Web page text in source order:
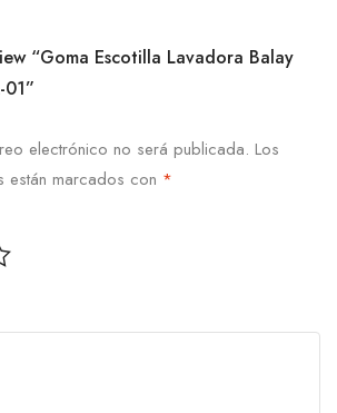
“Goma Escotilla Lavadora Balay
electrónico no será publicada. Los
marcados con *